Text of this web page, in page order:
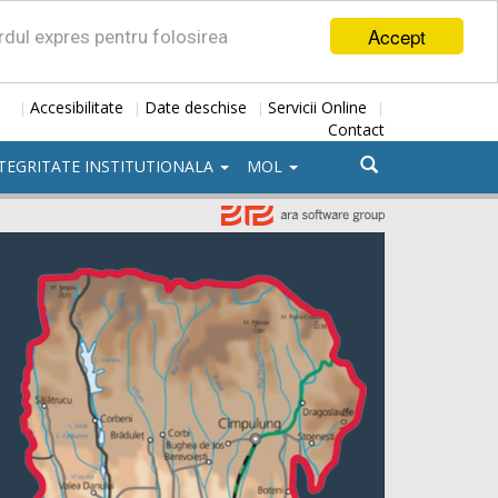
Accept
expres pentru folosirea
| Accesibilitate | Date deschise | Servicii Online |
Contact
INSTITUTIONALA MOL